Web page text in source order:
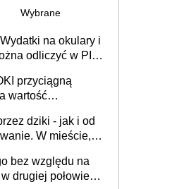
Wybrane
na okulary i
odliczyć w PIT.
pomniejsza
przyciągną
wartość
dziki - jak i od
W mieście,
bez względu na
drugiej połowie